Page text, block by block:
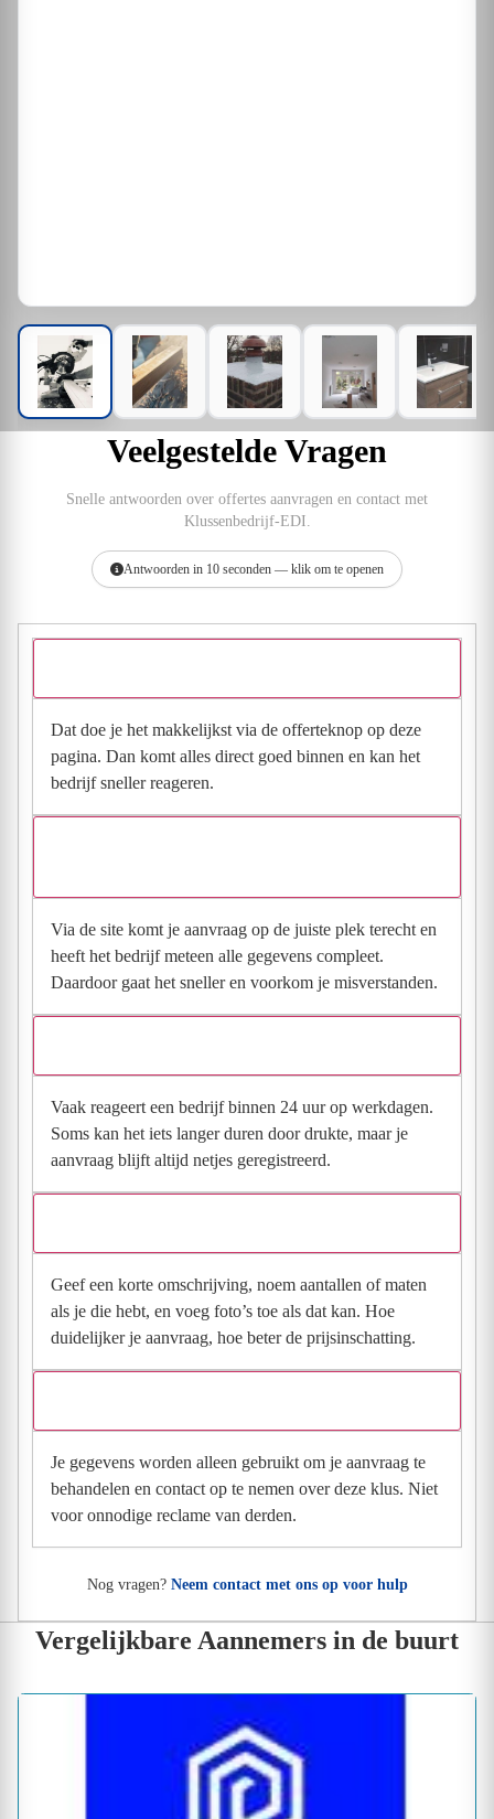
Veelgestelde Vragen
Snelle antwoorden over offertes aanvragen en contact met
Klussenbedrijf-EDI.
Antwoorden in 10 seconden — klik om te openen
Dat doe je het makkelijkst via de offerteknop op deze
pagina. Dan komt alles direct goed binnen en kan het
bedrijf sneller reageren.
Via de site komt je aanvraag op de juiste plek terecht en
heeft het bedrijf meteen alle gegevens compleet.
Daardoor gaat het sneller en voorkom je misverstanden.
Vaak reageert een bedrijf binnen 24 uur op werkdagen.
Soms kan het iets langer duren door drukte, maar je
aanvraag blijft altijd netjes geregistreerd.
Geef een korte omschrijving, noem aantallen of maten
als je die hebt, en voeg foto’s toe als dat kan. Hoe
duidelijker je aanvraag, hoe beter de prijsinschatting.
Je gegevens worden alleen gebruikt om je aanvraag te
behandelen en contact op te nemen over deze klus. Niet
voor onnodige reclame van derden.
Nog vragen? Neem contact met ons op voor hulp
Vergelijkbare Aannemers in de buurt